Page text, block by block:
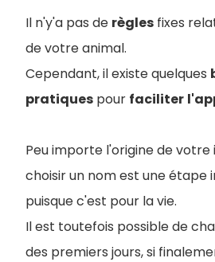
Il n'y'a pas de règles fixes
de votre animal.
Cependant, il existe quelques
pratiques pour faciliter
Peu importe l'origine de votre
choisir un nom est une
puisque c'est pour la vie.
Il est toutefois possible de
des premiers jours, si